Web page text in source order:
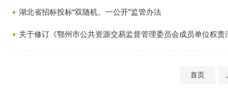
湖北省招标投标“双随机、一公开”监管办法
关于修订《鄂州市公共资源交易监督管理委员会成员单位权责
首页